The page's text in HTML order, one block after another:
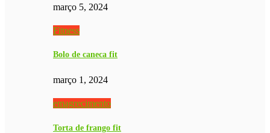
março 5, 2024
Fitness
Bolo de caneca fit
março 1, 2024
emagrecimento
Torta de frango fit